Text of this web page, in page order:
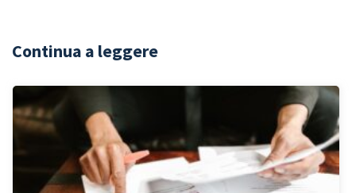
Continua a leggere